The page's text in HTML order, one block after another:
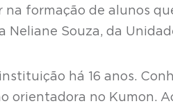
na formação de alunos
Neliane Souza, da
há 16 anos.
orientadora no Kumon.